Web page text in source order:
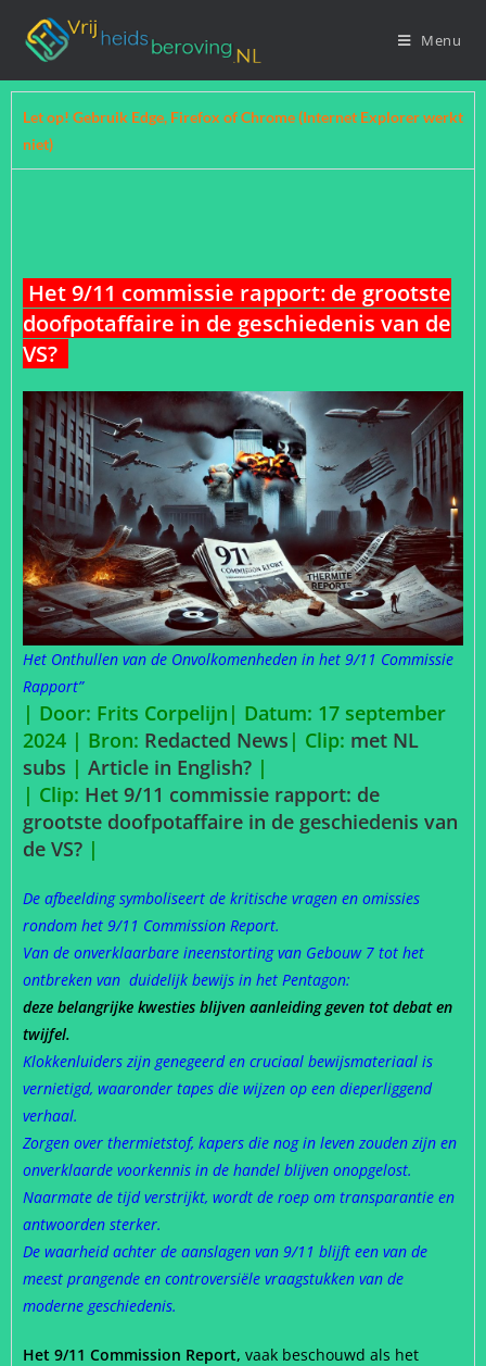
Menu
Let op! Gebruik Edge, Firefox of Chrome (Internet Explorer werkt
niet)
Het 9/11 commissie rapport: de grootste
doofpotaffaire in de geschiedenis van de
VS?
Het Onthullen van de Onvolkomenheden in het 9/11 Commissie
Rapport”
| Door: Frits Corpelijn| Datum: 17 september
2024 | Bron: Redacted News | Clip: met NL
subs | Article in English? |
| Clip: Het 9/11 commissie rapport: de
grootste doofpotaffaire in de geschiedenis van
de VS? |
De afbeelding symboliseert de kritische vragen en omissies
rondom het 9/11 Commission Report.
Van de onverklaarbare ineenstorting van Gebouw 7 tot het
ontbreken van duidelijk bewijs in het Pentagon:
deze belangrijke kwesties blijven aanleiding geven tot debat en
twijfel.
Klokkenluiders zijn genegeerd en cruciaal bewijsmateriaal is
vernietigd, waaronder tapes die wijzen op een dieperliggend
verhaal.
Zorgen over thermietstof, kapers die nog in leven zouden zijn en
onverklaarde voorkennis in de handel blijven onopgelost.
Naarmate de tijd verstrijkt, wordt de roep om transparantie en
antwoorden sterker.
De waarheid achter de aanslagen van 9/11 blijft een van de
meest prangende en controversiële vraagstukken van de
moderne geschiedenis.
Het 9/11 Commission Report, vaak beschouwd als het